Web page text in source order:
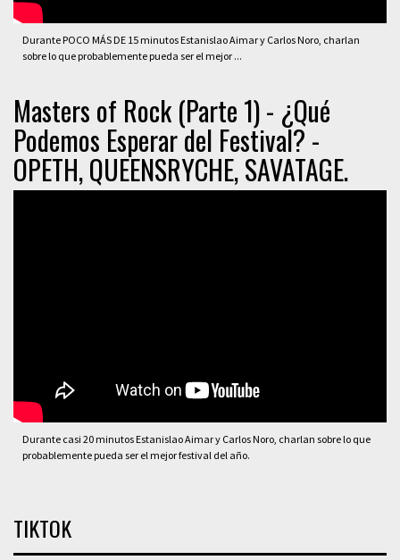
Durante POCO MÁS DE 15 minutos Estanislao Aimar y Carlos Noro, charlan
sobre lo que probablemente pueda ser el mejor ...
Masters of Rock (Parte 1) - ¿Qué
Podemos Esperar del Festival? -
OPETH, QUEENSRYCHE, SAVATAGE.
Durante casi 20 minutos Estanislao Aimar y Carlos Noro, charlan sobre lo que
probablemente pueda ser el mejor festival del año.
TIKTOK